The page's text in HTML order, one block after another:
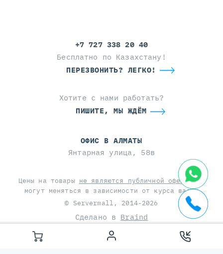
+7 727 338 20 40
Бесплатно по Казахстану!
ПЕРЕЗВОНИТЬ? ЛЕГКО!
Хотите с нами работать?
ПИШИТЕ, МЫ ЖДЁМ
ОФИС В АЛМАТЫ
Янтарная улица, 58в
Цены на товары не являются публичной офертойи
могут меняться в зависимости от курса валют
© Servermall, 2014-2026
Сделано в Braind
This site is protected by reCAPTCHA and the Google
Privacy Policy
Terms of Service apply.